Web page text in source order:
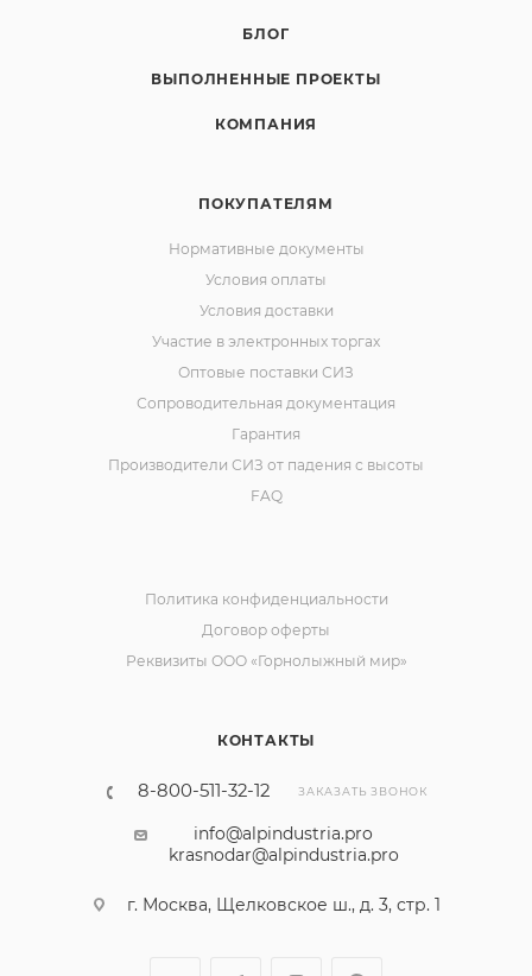
БЛОГ
ВЫПОЛНЕННЫЕ ПРОЕКТЫ
КОМПАНИЯ
ПОКУПАТЕЛЯМ
Нормативные документы
Условия оплаты
Условия доставки
Участие в электронных торгах
Оптовые поставки СИЗ
Сопроводительная документация
Гарантия
Производители СИЗ от падения с высоты
FAQ
КОНТАКТЫ
8-800-511-32-12 ЗАКАЗАТЬ ЗВОНОК
info@alpindustria.pro
krasnodar@alpindustria.pro
г. Москва, Щелковское ш., д. 3, стр. 1
Политика конфиденциальности
Договор оферты
Реквизиты ООО «Горнолыжный мир»